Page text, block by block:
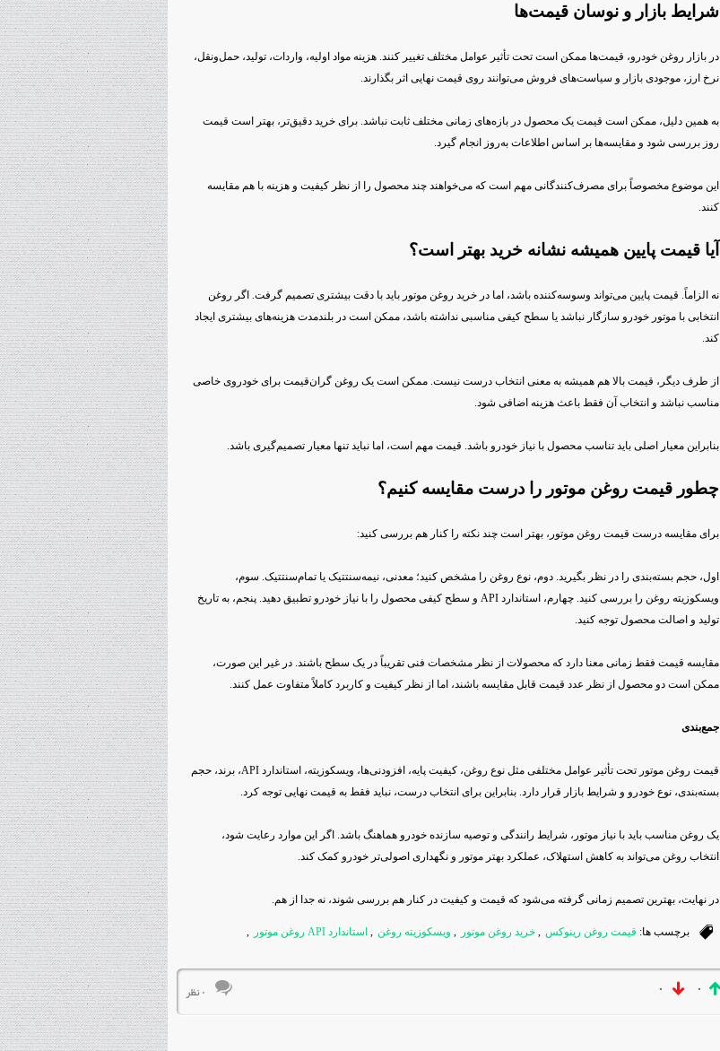
شرایط بازار و نوسان قیمت‌ها
در بازار روغن خودرو، قیمت‌ها ممکن است تحت تأثیر عوامل مختلف تغییر کنند. هزینه مواد اولیه، واردات، تولید، حمل‌ونقل،
نرخ ارز، موجودی بازار و سیاست‌های فروش می‌توانند روی قیمت نهایی اثر بگذارند.
به همین دلیل، ممکن است قیمت یک محصول در بازه‌های زمانی مختلف ثابت نباشد. برای خرید دقیق‌تر، بهتر است قیمت
روز بررسی شود و مقایسه‌ها بر اساس اطلاعات به‌روز انجام گیرد.
این موضوع مخصوصاً برای مصرف‌کنندگانی مهم است که می‌خواهند چند محصول را از نظر کیفیت و هزینه با هم مقایسه
کنند.
آیا قیمت پایین همیشه نشانه خرید بهتر است؟
نه الزاماً. قیمت پایین می‌تواند وسوسه‌کننده باشد، اما در خرید روغن موتور باید با دقت بیشتری تصمیم گرفت. اگر روغن
انتخابی با موتور خودرو سازگار نباشد یا سطح کیفی مناسبی نداشته باشد، ممکن است در بلندمدت هزینه‌های بیشتری ایجاد
کند.
از طرف دیگر، قیمت بالا هم همیشه به معنی انتخاب درست نیست. ممکن است یک روغن گران‌قیمت برای خودروی خاصی
مناسب نباشد و انتخاب آن فقط باعث هزینه اضافی شود.
بنابراین معیار اصلی باید تناسب محصول با نیاز خودرو باشد. قیمت مهم است، اما نباید تنها معیار تصمیم‌گیری باشد.
چطور قیمت روغن موتور را درست مقایسه کنیم؟
برای مقایسه درست قیمت روغن موتور، بهتر است چند نکته را کنار هم بررسی کنید:
اول، حجم بسته‌بندی را در نظر بگیرید. دوم، نوع روغن را مشخص کنید؛ معدنی، نیمه‌سنتتیک یا تمام‌سنتتیک. سوم،
ویسکوزیته روغن را بررسی کنید. چهارم، استاندارد API و سطح کیفی محصول را با نیاز خودرو تطبیق دهید. پنجم، به تاریخ
تولید و اصالت محصول توجه کنید.
مقایسه قیمت فقط زمانی معنا دارد که محصولات از نظر مشخصات فنی تقریباً در یک سطح باشند. در غیر این صورت،
ممکن است دو محصول از نظر عدد قیمت قابل مقایسه باشند، اما از نظر کیفیت و کاربرد کاملاً متفاوت عمل کنند.
جمع‌بندی
قیمت روغن موتور تحت تأثیر عوامل مختلفی مثل نوع روغن، کیفیت پایه، افزودنی‌ها، ویسکوزیته، استاندارد API، برند، حجم
بسته‌بندی، نوع خودرو و شرایط بازار قرار دارد. بنابراین برای انتخاب درست، نباید فقط به قیمت نهایی توجه کرد.
یک روغن مناسب باید با نیاز موتور، شرایط رانندگی و توصیه سازنده خودرو هماهنگ باشد. اگر این موارد رعایت شود،
انتخاب روغن می‌تواند به کاهش استهلاک، عملکرد بهتر موتور و نگهداری اصولی‌تر خودرو کمک کند.
در نهایت، بهترین تصمیم زمانی گرفته می‌شود که قیمت و کیفیت در کنار هم بررسی شوند، نه جدا از هم.
برچسب ها: قیمت روغن رینوکس خرید روغن موتور ویسکوزیته روغن استاندارد API روغن موتور
۰ ۰ ۰ نظر